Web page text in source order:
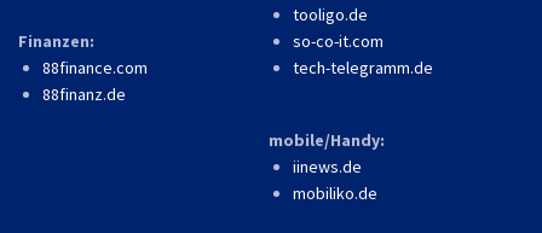
Finanzen:
88finance.com
88finanz.de
tooligo.de
so-co-it.com
tech-telegramm.de
mobile/Handy:
iinews.de
mobiliko.de